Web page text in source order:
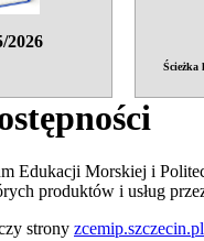
2026
Ścieżka
Edukacji Morskiej i
produktów i usług
strony zcemip.szczecin.pl